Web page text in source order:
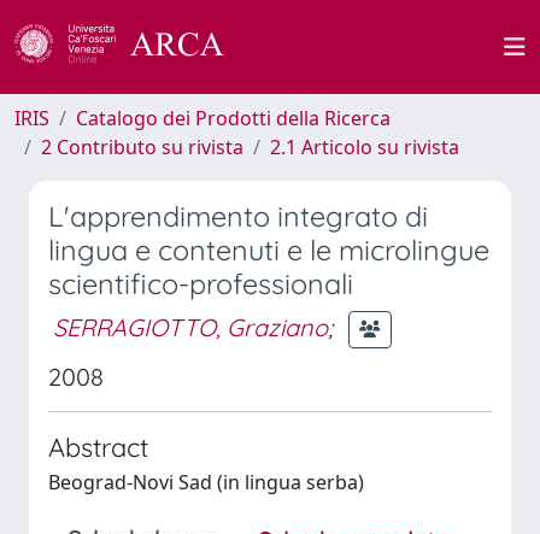
IRIS
Catalogo dei Prodotti della Ricerca
2 Contributo su rivista
2.1 Articolo su rivista
L'apprendimento integrato di
lingua e contenuti e le microlingue
scientifico-professionali
SERRAGIOTTO, Graziano;
2008
Abstract
Beograd-Novi Sad (in lingua serba)